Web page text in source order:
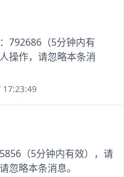
792686（5分钟内有
操作，请忽略本条消
17:23:49
（5分钟内有效），请
忽略本条消息。